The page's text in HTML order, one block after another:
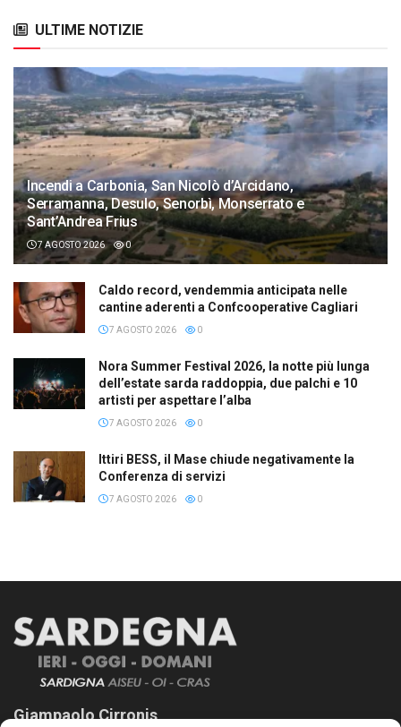
ULTIME NOTIZIE
Incendi a Carbonia, San Nicolò d’Arcidano,
Serramanna, Desulo, Senorbì, Monserrato e
Sant’Andrea Frius
7 AGOSTO 2026 0
Caldo record, vendemmia anticipata nelle
cantine aderenti a Confcooperative Cagliari
7 AGOSTO 2026 0
Nora Summer Festival 2026, la notte più lunga
dell’estate sarda raddoppia, due palchi e 10
artisti per aspettare l’alba
7 AGOSTO 2026 0
Ittiri BESS, il Mase chiude negativamente la
Conferenza di servizi
7 AGOSTO 2026 0
Giampaolo Cirronis